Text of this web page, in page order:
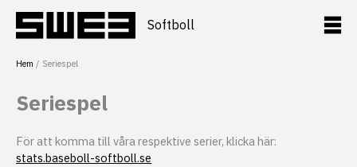
innehåll
Softboll
Hem Seriespel
Seriespel
För att komma till våra respektive serier, klicka här:
stats.baseboll-softboll.se